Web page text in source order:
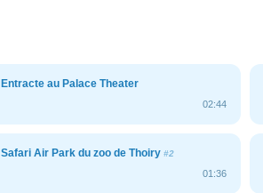
Entracte au Palace Theater
02:44
Safari Air Park du zoo de Thoiry #2
01:36